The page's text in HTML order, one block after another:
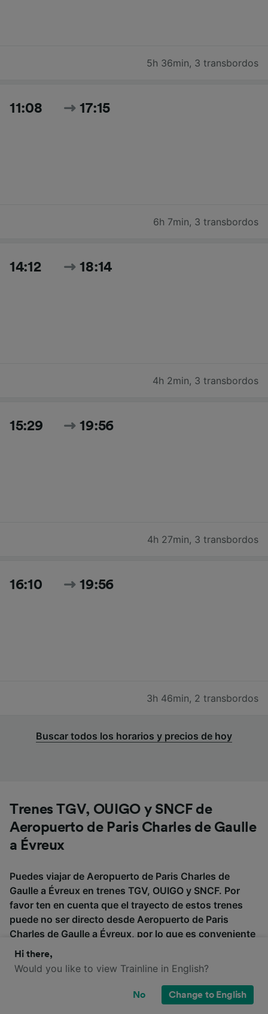
5h 36min, 3 transbordos
11:08 17:15
6h 7min, 3 transbordos
14:12 18:14
4h 2min, 3 transbordos
15:29 19:56
4h 27min, 3 transbordos
16:10 19:56
3h 46min, 2 transbordos
Buscar todos los horarios y precios de hoy
Trenes TGV, OUIGO y SNCF de
Aeropuerto de Paris Charles de Gaulle
a Évreux
Puedes viajar de Aeropuerto de Paris Charles de
Gaulle a Évreux en trenes TGV, OUIGO y SNCF. Por
favor ten en cuenta que el trayecto de estos trenes
puede no ser directo desde Aeropuerto de Paris
Charles de Gaulle a Évreux, por lo que es conveniente
que compruebes si es necesario hacer transbordo al
buscar tus billetes.
SNCF
Hi there,
Would you like to view Trainline in English?
No Change to English